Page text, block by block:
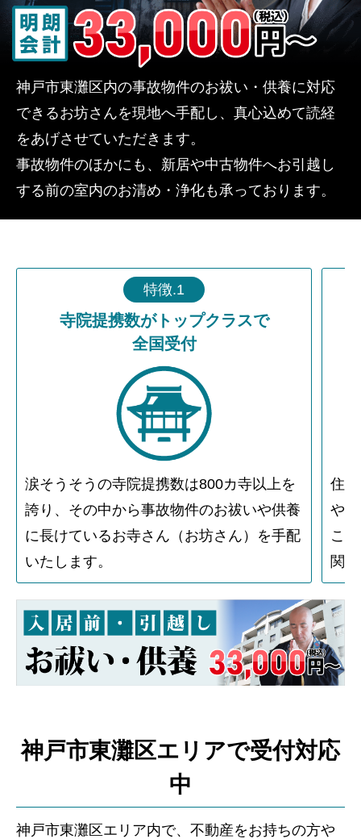
神戸市東灘区内の事故物件のお祓い・供養に対応
できるお坊さんを現地へ手配し、真心込めて読経
をあげさせていただきます。
事故物件のほかにも、新居や中古物件へお引越し
する前の室内のお清め・浄化も承っております。
特徴.1
寺院提携数がトップクラスで
全国受付
涙そうそうの寺院提携数は800カ寺以上を
誇り、その中から事故物件のお祓いや供養
に長けているお寺さん（お坊さん）を手配
いたします。
住
や
こ
関
神戸市東灘区エリアで受付対応
中
神戸市東灘区エリア内で、不動産をお持ちの方や